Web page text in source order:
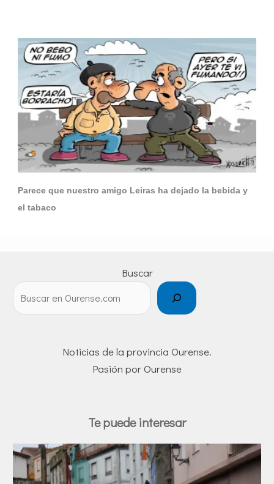
Parece que nuestro amigo Leiras ha dejado la bebida y
el tabaco
Buscar
Noticias de la provincia Ourense.
Pasión por Ourense
Te puede interesar